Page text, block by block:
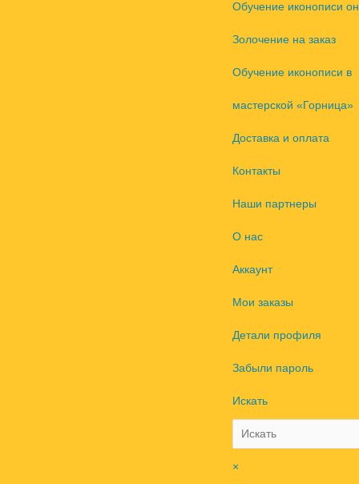
Обучение иконописи
Золочение на заказ
Обучение иконописи в
мастерской «Горница»
Доставка и оплата
Контакты
Наши партнеры
О нас
Аккаунт
Мои заказы
Детали профиля
Забыли пароль
Искать
×